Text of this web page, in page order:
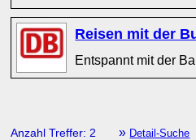
Reisen mit der
Entspannt mit der
Anzahl Treffer: 2 » Detail-Suche